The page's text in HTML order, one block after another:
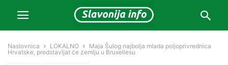
Naslovnica LOKALNO
Maja Šulog najbolja mlada poljoprivrednica
Hrvatske, predstavljat će zemlju u Bruxellesu